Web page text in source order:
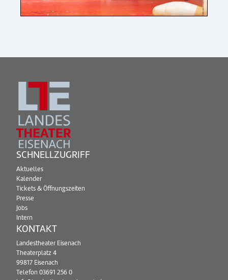
SCHNELLZUGRIFF
Aktuelles
Kalender
Tickets & Öffnungszeiten
Presse
Jobs
Intern
KONTAKT
Landestheater Eisenach
Theaterplatz 4
99817 Eisenach
Telefon 03691 256 0